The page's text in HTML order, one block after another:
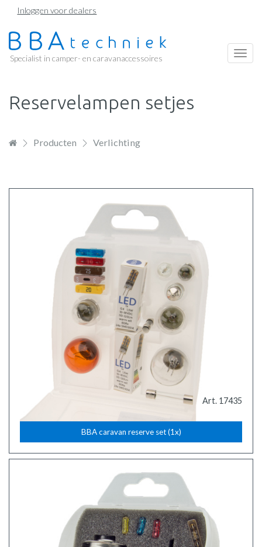
Overslaan
naar
de
Inloggen voor dealers
Specialist in camper- en caravanaccessoires
Reservelampen setjes
Producten Verlichting
Art. 17435
BBA caravan reserve set (1x)